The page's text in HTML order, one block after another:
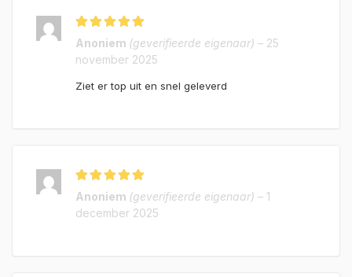
Gewaardeerd
uit 5
Anoniem (geverifieerde eigenaar) – 25
november 2025
Ziet er top uit en snel geleverd
Gewaardeerd
uit 5
Anoniem (geverifieerde eigenaar) – 1
december 2025